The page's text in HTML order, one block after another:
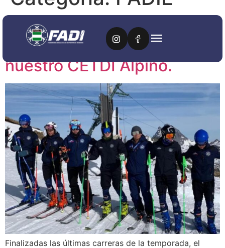
Analizamos las últimas
salidas y resultados de
nuestro CETDI Alpino.
Finalizadas las últimas carreras de la temporada, el